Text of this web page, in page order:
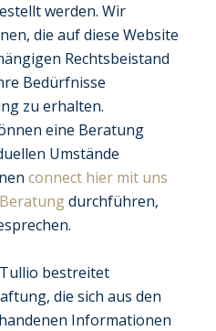
werden. Wir
die auf diese Website
Rechtsbeistand
Bedürfnisse
zu erhalten.
eine Beratung
Umstände
connect hier mit uns
durchführen,
bestreitet
die sich aus den
Informationen